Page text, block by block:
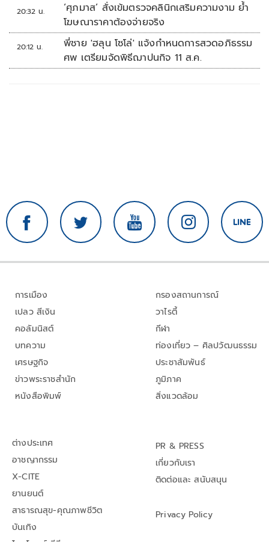
20:32 น.
‘ศุภมาส’ สั่งเข้มตรวจคลินิกเสริมความงาม ย้ำ
โฆษณาราคาต้องจ่ายจริง
20:12 น.
พี่ชาย 'ฮลุน โซโล่' แจ้งกำหนดการสวดอภิธรรม
ศพ เตรียมจัดพิธีฌาปนกิจ 11 ส.ค.
การเมือง
เปลว สีเงิน
คอลัมนิสต์
บทความ
เศรษฐกิจ
ข่าวพระราชสำนัก
หนังสือพิมพ์
กรองสถานการณ์
วาไรตี้
กีฬา
ท่องเที่ยว – ศิลปวัฒนธรรม
ประชาสัมพันธ์
ภูมิภาค
สิ่งแวดล้อม
ต่างประเทศ
อาชญากรรม
X-CITE
ยานยนต์
สาธารณสุข-คุณภาพชีวิต
บันเทิง
PR & PRESS
เกี่ยวกับเรา
ติดต่อและ สนับสนุน
Privacy Policy